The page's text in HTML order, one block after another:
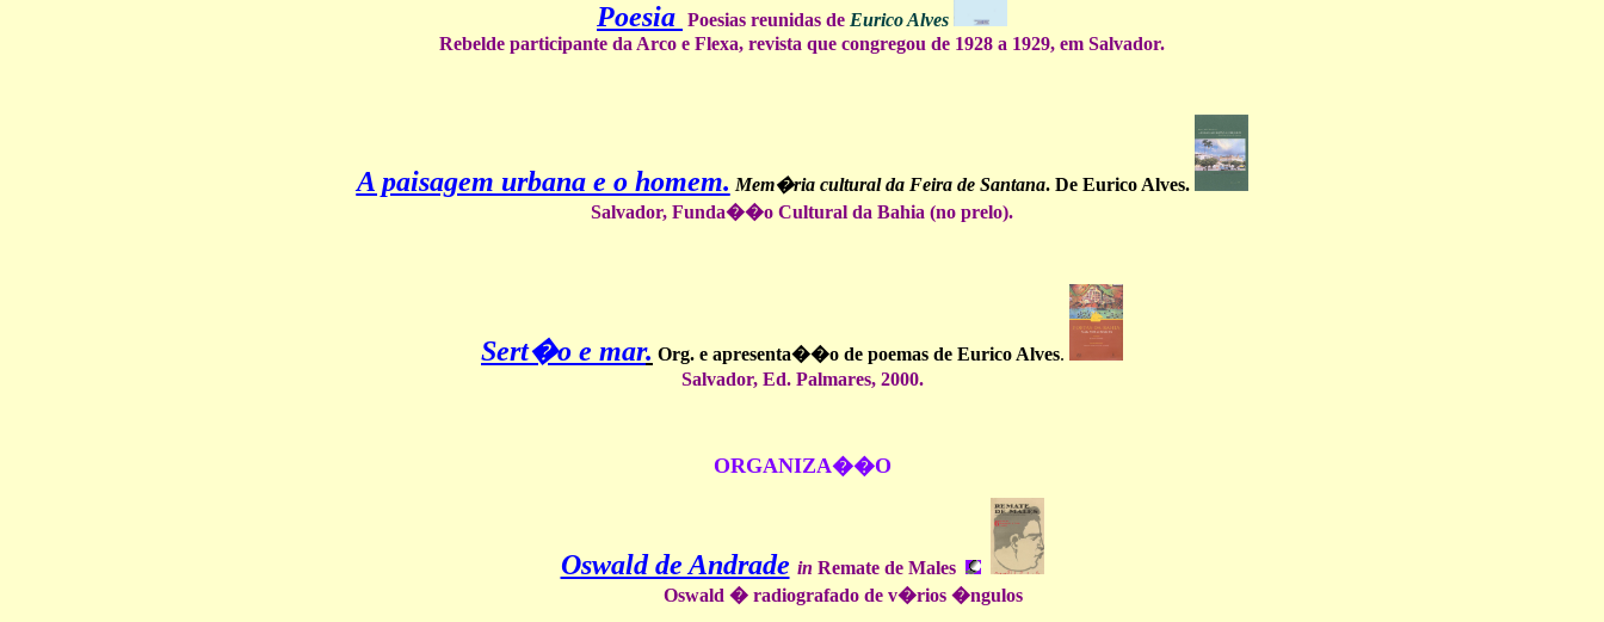
Poesia Poesias reunidas de Eurico Alves
Rebelde participante da Arco e Flexa, revista que congregou de 1928 a 1929, em Salvador.
A paisagem urbana e o homem. Mem�ria cultural da Feira de Santana. De Eurico Alves.
Salvador, Funda��o Cultural da Bahia (no prelo).
Sert�o e mar. Org. e apresenta��o de poemas de Eurico Alves.
Salvador, Ed. Palmares, 2000.
ORGANIZA��O
Oswald de Andrade in Remate de Males
Oswald � radiografado de v�rios �ngulos